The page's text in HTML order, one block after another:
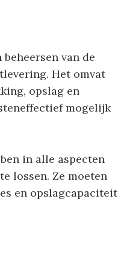
van de
Het omvat
opslag en
mogelijk
in alle aspecten
lossen. Ze moeten
en opslagcapaciteit